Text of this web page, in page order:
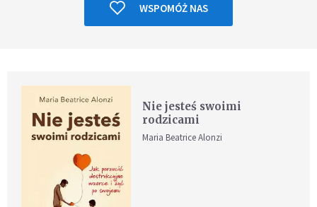
WSPOMÓŻ NAS
Nie jesteś swoimi
rodzicami
Maria Beatrice Alonzi